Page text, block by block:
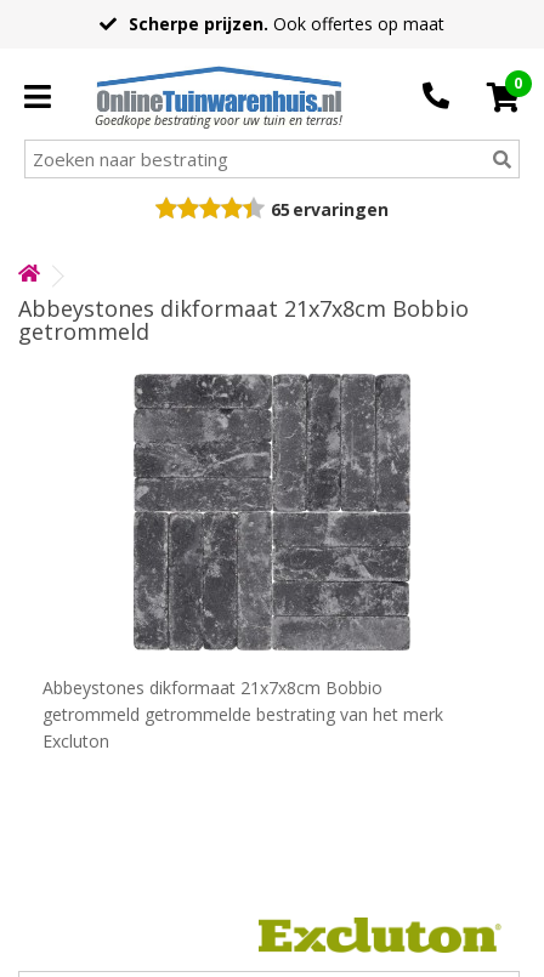
Scherpe prijzen. Ook offertes op maat
Goedkope bestrating voor uw tuin en terras!
0
65 ervaringen
Abbeystones dikformaat 21x7x8cm Bobbio
getrommeld
Abbeystones dikformaat 21x7x8cm Bobbio
getrommeld getrommelde bestrating van het merk
Excluton